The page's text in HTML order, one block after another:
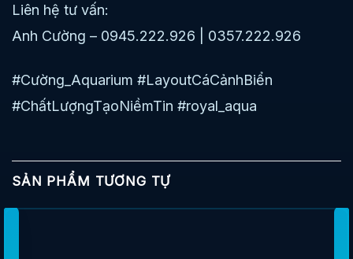
Liên hệ tư vấn:
Anh Cường – 0945.222.926 | 0357.222.926
#Cường_Aquarium #LayoutCáCảnhBiển
#ChấtLượngTạoNiềmTin #royal_aqua
SẢN PHẨM TƯƠNG TỰ